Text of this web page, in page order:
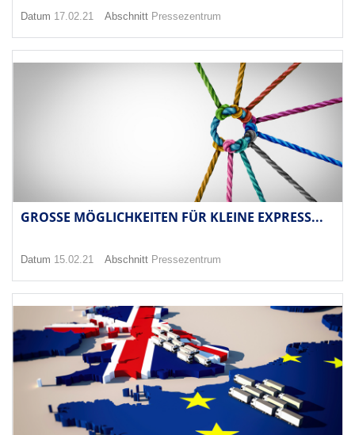
Datum 17.02.21 Abschnitt Pressezentrum
GROSSE MÖGLICHKEITEN FÜR KLEINE EXPRESS...
Datum 15.02.21 Abschnitt Pressezentrum